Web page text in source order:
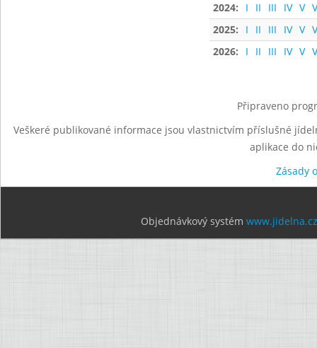
2024:
I II III IV V
2025:
I II III IV V
2026:
I II III IV V
Připraveno
Veškeré publikované informace jsou vlastnictvím příslušné
aplikace do
Zásady
Objednávkový systém www.jidelna.cz